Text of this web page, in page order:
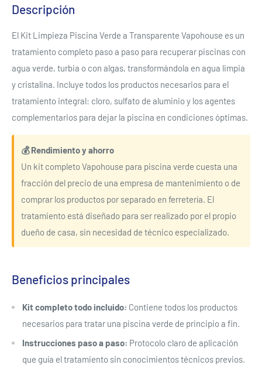
Descripción
El Kit Limpieza Piscina Verde a Transparente Vapohouse es un
tratamiento completo paso a paso para recuperar piscinas con
agua verde, turbia o con algas, transformándola en agua limpia
y cristalina. Incluye todos los productos necesarios para el
tratamiento integral: cloro, sulfato de aluminio y los agentes
complementarios para dejar la piscina en condiciones óptimas.
💰 Rendimiento y ahorro
Un kit completo Vapohouse para piscina verde cuesta una
fracción del precio de una empresa de mantenimiento o de
comprar los productos por separado en ferretería. El
tratamiento está diseñado para ser realizado por el propio
dueño de casa, sin necesidad de técnico especializado.
Beneficios principales
Kit completo todo incluido: Contiene todos los productos
necesarios para tratar una piscina verde de principio a fin.
Instrucciones paso a paso: Protocolo claro de aplicación
que guía el tratamiento sin conocimientos técnicos previos.